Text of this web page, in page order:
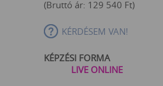
(Bruttó ár: 129 540 Ft)
KÉRDÉSEM VAN!
KÉPZÉSI FORMA
LIVE ONLINE